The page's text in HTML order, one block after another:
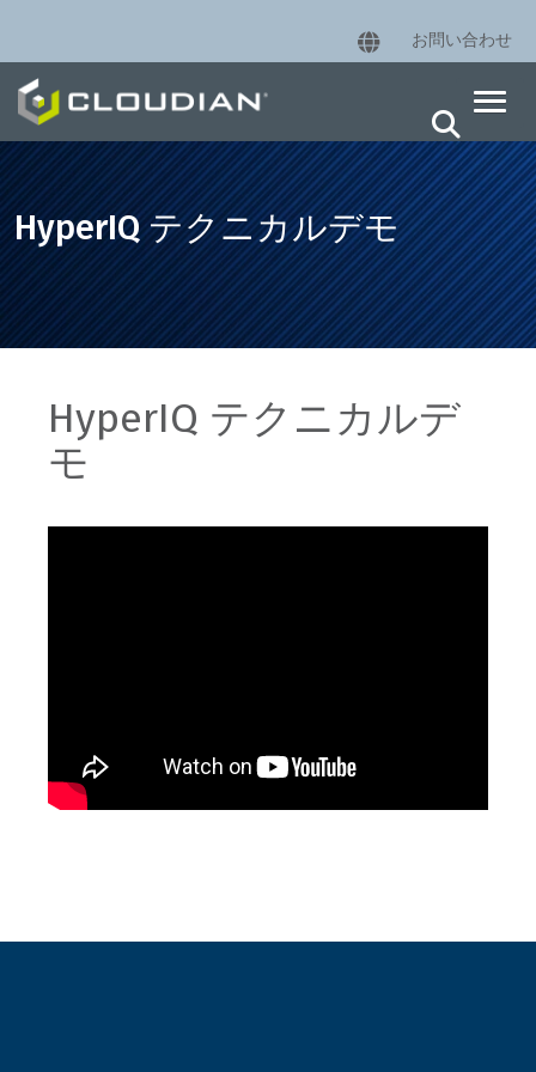
お問い合わせ
HyperIQ テクニカルデモ
HyperIQ テクニカルデ
モ